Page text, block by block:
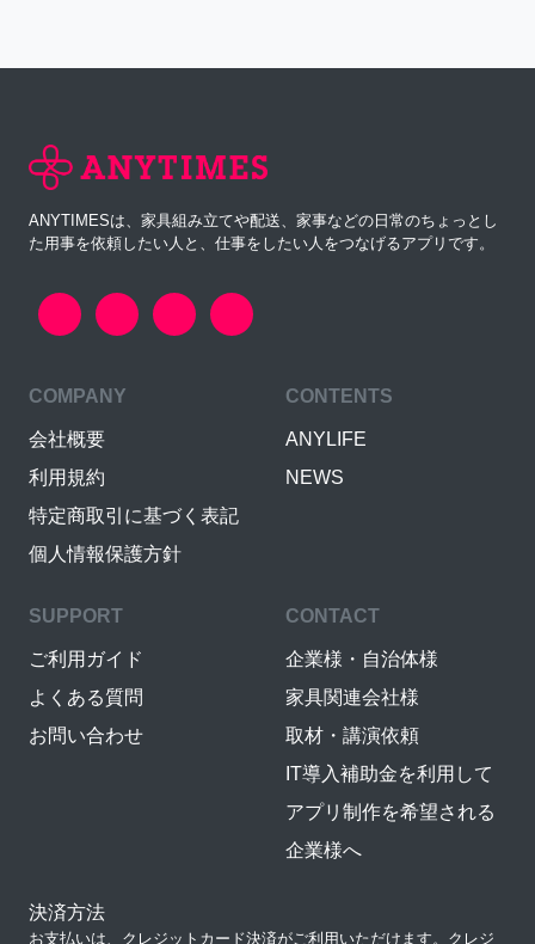
ANYTIMESは、家具組み立てや配送、家事などの日常のちょっとし
た用事を依頼したい人と、仕事をしたい人をつなげるアプリです。
COMPANY
会社概要
利用規約
特定商取引に基づく表記
個人情報保護方針
CONTENTS
ANYLIFE
NEWS
SUPPORT
ご利用ガイド
よくある質問
お問い合わせ
CONTACT
企業様・自治体様
家具関連会社様
取材・講演依頼
IT導入補助金を利用して
アプリ制作を希望される
企業様へ
決済方法
お支払いは、クレジットカード決済がご利用いただけます。クレジ